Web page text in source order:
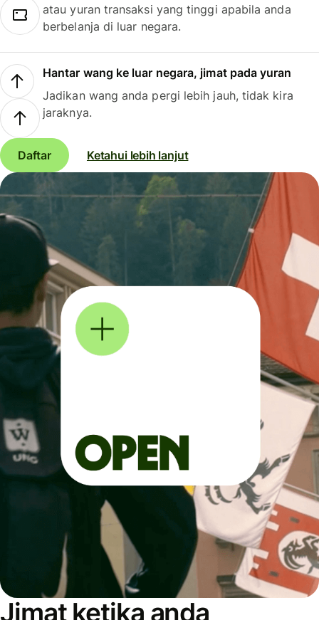
atau yuran transaksi yang tinggi apabila anda
berbelanja di luar negara.
Hantar wang ke luar negara, jimat pada yuran
Jadikan wang anda pergi lebih jauh, tidak kira
jaraknya.
Daftar Ketahui lebih lanjut
Jimat ketika anda